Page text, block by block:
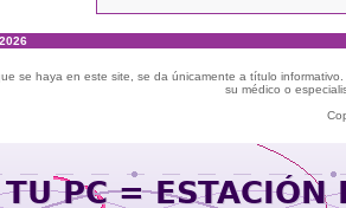
se haya en este site, se da únicamente a título
su médico o